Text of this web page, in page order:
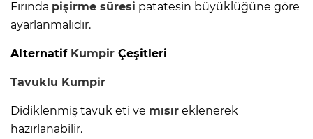
Fırında pişirme süresi patatesin büyüklüğüne göre
ayarlanmalıdır.
Alternatif Kumpir Çeşitleri
Tavuklu Kumpir
Didiklenmiş tavuk eti ve mısır eklenerek
hazırlanabilir.